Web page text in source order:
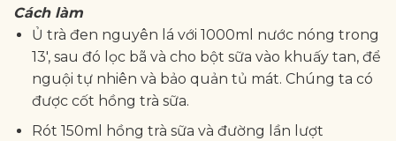
Cách làm
Ủ trà đen nguyên lá với 1000ml nước nóng trong
13′, sau đó lọc bã và cho bột sữa vào khuấy tan, để
nguội tự nhiên và bảo quản tủ mát. Chúng ta có
được cốt hồng trà sữa.
Rót 150ml hồng trà sữa và đường lần lượt